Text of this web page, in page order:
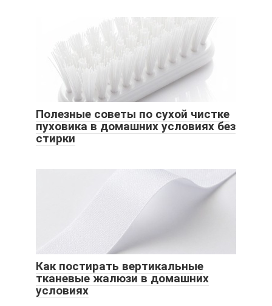
Полезные советы по сухой чистке
пуховика в домашних условиях без
стирки
Как постирать вертикальные
тканевые жалюзи в домашних
условиях